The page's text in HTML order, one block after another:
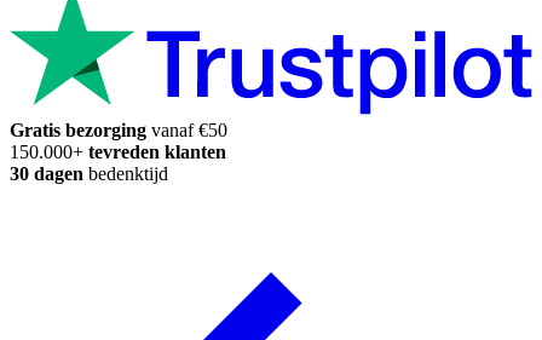
Gratis bezorging vanaf €50
150.000+ tevreden klanten
30 dagen bedenktijd